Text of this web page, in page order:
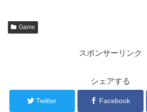
Game
スポンサーリンク
シェアする
Twitter Facebook